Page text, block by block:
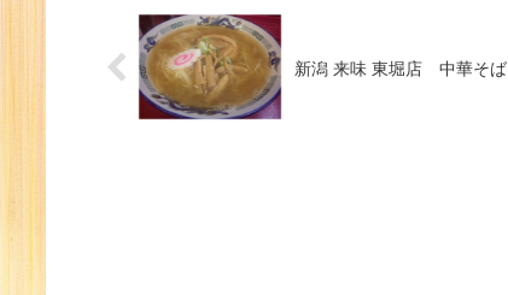
新潟 来味 東堀店 中華そば